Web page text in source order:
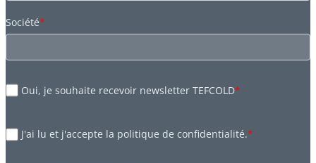
Société*
Oui, je souhaite recevoir newsletter TEFCOLD*
J'ai lu et j'accepte la politique de confidentialité.*